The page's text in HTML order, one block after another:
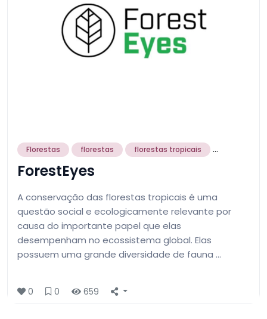
Florestas florestas florestas tropicais ...
ForestEyes
A conservação das florestas tropicais é uma
questão social e ecologicamente relevante por
causa do importante papel que elas
desempenham no ecossistema global. Elas
possuem uma grande diversidade de fauna …
0 0 659